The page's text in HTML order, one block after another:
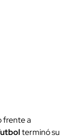
frente a
terminó su